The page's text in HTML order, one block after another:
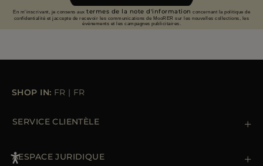
En m'inscrivant, je consens aux termes de la note d'information concernant la politique de
confidentialité et jaccepte de recevoir les communications de MooRER sur les nouvelles collections, les
événements et les campagnes publicitaires.
SHOP IN: FR | FR
SERVICE CLIENTÈLE
Commandes et paiements
ÁESPACE JURIDIQUE